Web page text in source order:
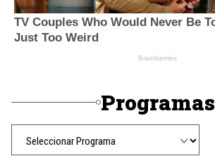
Programas